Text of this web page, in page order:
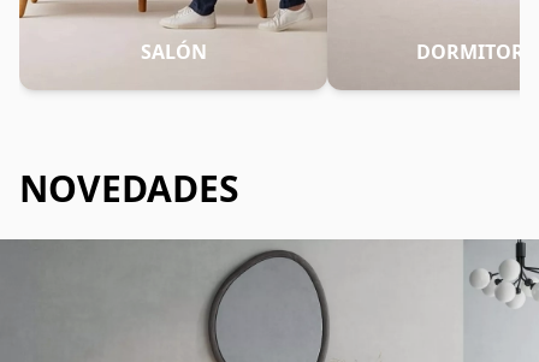
SALÓN
NOVEDADES